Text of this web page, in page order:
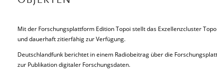
Mit der Forschungsplattform Edition Topoi stellt das Exzellenzcluster
und dauerhaft zitierfähig zur Verfügung.
Deutschlandfunk berichtet in einem Radiobeitrag über die
zur Publikation digitaler Forschungsdaten.